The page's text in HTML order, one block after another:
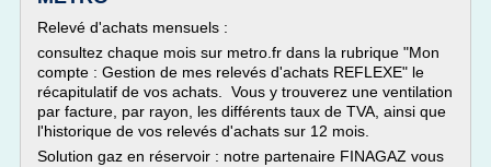
Relevé d'achats mensuels :
consultez chaque mois sur metro.fr dans la rubrique "Mon
compte : Gestion de mes relevés d'achats REFLEXE" le
récapitulatif de vos achats. Vous y trouverez une ventilation
par facture, par rayon, les différents taux de TVA, ainsi que
l'historique de vos relevés d'achats sur 12 mois.
Solution gaz en réservoir : notre partenaire FINAGAZ vous